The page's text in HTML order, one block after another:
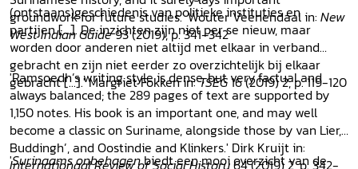
groundwork for future studies.' Wouter Veenendaal in: New
West Indian Guide93 (2019), p. 341–342
(ontstaans)geschiedenis van politieke instituties en
partijen [...]. De inzichten zijn niet per se nieuw, maar
worden door anderen niet altijd met elkaar in verband
gebracht en zijn niet eerder zo overzichtelijk bij elkaar
gebracht [...].' Margriet Fokken in:TSEG16 (2019) 2, p. 119-120
'Ramsoedh’s writing style is dense, but very factual and
always balanced; the 289 pages of text are supported by
1,150 notes. His book is an important one, and may well
become a classic on Suriname, alongside those by van Lier,
Buddingh’, and Oostindie and Klinkers.' Dirk Kruijt in:
Internationaal Review of Social History64 (2019) 2, p. 342-
'Surinaams onbehagenbiedt een mooi overzicht van de